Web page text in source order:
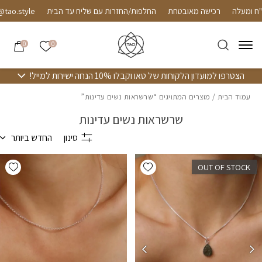
Skip to Content
ומעלה רכישה מאובטחת החלפות/החזרות עם שליח עד הבית
0 הרשימה
0
הצטרפו למועדון הלקוחות של טאו וקבלו 10% הנחה ישירות למייל!
עמוד הבית / מוצרים המתויגים “שרשראות נשים עדינות”
שרשראות נשים עדינות
סינון החדש ביותר
Add wishlist OUT OF STOCK
בחזרה למעלה